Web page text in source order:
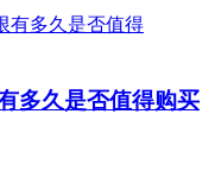
多久是否值得购买